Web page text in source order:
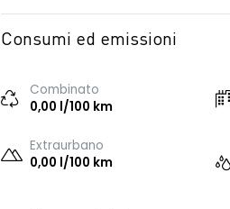
Consumi ed emissioni
Combinato
0,00 l/100 km
Extraurbano
0,00 l/100 km